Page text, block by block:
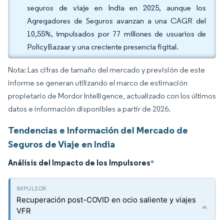
seguros de viaje en India en 2025, aunque los
Agregadores de Seguros avanzan a una CAGR del
10,55%, impulsados por 77 millones de usuarios de
PolicyBazaar y una creciente presencia figital.
Nota: Las cifras de tamaño del mercado y previsión de este
informe se generan utilizando el marco de estimación
propietario de Mordor Intelligence, actualizado con los últimos
datos e información disponibles a partir de 2026.
Tendencias e Información del Mercado de
Seguros de Viaje en India
Análisis del Impacto de los Impulsores*
Recuperación post-COVID en ocio saliente y viajes
VFR